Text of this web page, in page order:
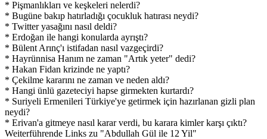
* Pişmanlıkları ve keşkeleri nelerdi?
* Bugüne bakıp hatırladığı çocukluk hatırası neydi?
* Twitter yasağını nasıl deldi?
* Erdoğan ile hangi konularda ayrıştı?
* Bülent Arınç'ı istifadan nasıl vazgeçirdi?
* Hayrünnisa Hanım ne zaman "Artık yeter" dedi?
* Hakan Fidan krizinde ne yaptı?
* Çekilme kararını ne zaman ve neden aldı?
* Hangi ünlü gazeteciyi hapse girmekten kurtardı?
* Suriyeli Ermenileri Türkiye'ye getirmek için hazırlanan gizli plan
neydi?
* Erivan'a gitmeye nasıl karar verdi, bu karara kimler karşı çıktı?
Weiterführende Links zu "Abdullah Gül ile 12 Yil"